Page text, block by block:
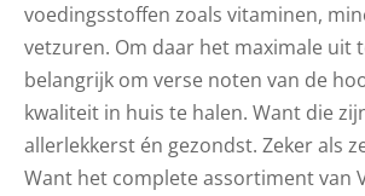
voedingsstoffen zoals vitaminen,
vetzuren. Om daar het maximale uit
belangrijk om verse noten van de
kwaliteit in huis te halen. Want die
allerlekkerst én gezondst. Zeker als
Want het complete assortiment van